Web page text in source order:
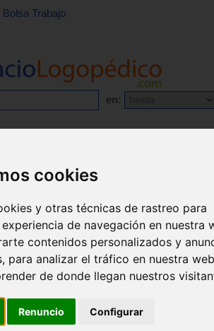
cookies
y otras técnicas de rastreo para
de navegación en nuestra
contenidos personalizados y
para analizar el tráfico en nuestra
de donde llegan nuestros
Renuncio Configurar
Bolsa Trabajo
en: